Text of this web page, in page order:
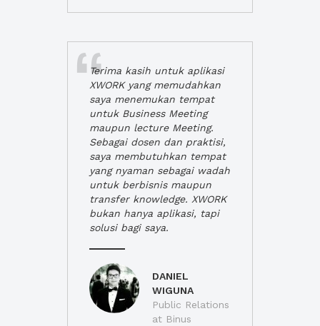
Terima kasih untuk aplikasi
XWORK yang memudahkan
saya menemukan tempat
untuk Business Meeting
maupun lecture Meeting.
Sebagai dosen dan praktisi,
saya membutuhkan tempat
yang nyaman sebagai wadah
untuk berbisnis maupun
transfer knowledge. XWORK
bukan hanya aplikasi, tapi
solusi bagi saya.
DANIEL
WIGUNA
Public Relations
at Binus